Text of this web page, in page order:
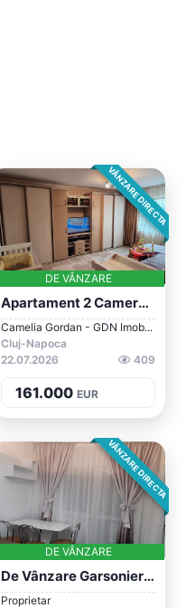
VÂNZARE DIRECTA
DE VÂNZARE
Apartament 2 Camere, Vedere Panoramică,...
Camelia Gordan - GDN Imob...
Cluj-Napoca
22.07.2026
409
161.000 EUR
VÂNZARE DIRECTA
DE VÂNZARE
De Vânzare Garsonieră 22mp+balcon, Cluj-...
Proprietar